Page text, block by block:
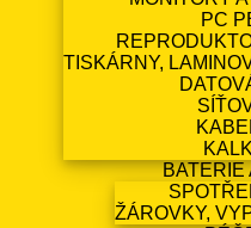
PC
TISKÁRNY,
BATERIE
ŽÁROVKY,